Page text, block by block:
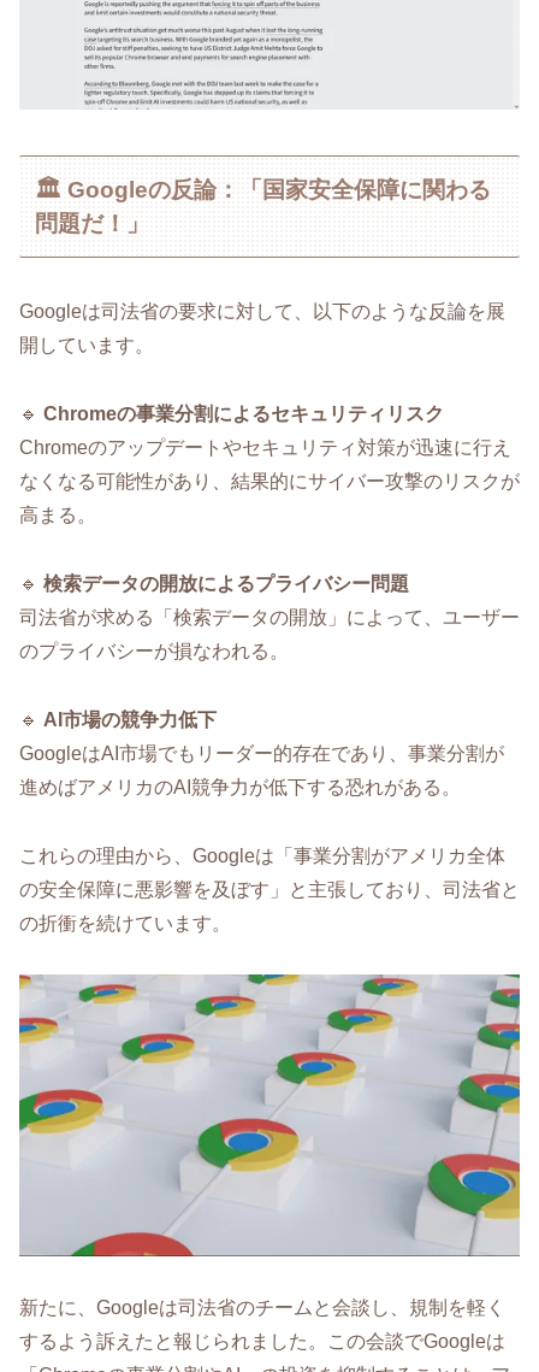
🏛 Googleの反論：「国家安全保障に関わる
問題だ！」
Googleは司法省の要求に対して、以下のような反論を展
開しています。
🔹 Chromeの事業分割によるセキュリティリスク
Chromeのアップデートやセキュリティ対策が迅速に行え
なくなる可能性があり、結果的にサイバー攻撃のリスクが
高まる。
🔹 検索データの開放によるプライバシー問題
司法省が求める「検索データの開放」によって、ユーザー
のプライバシーが損なわれる。
🔹 AI市場の競争力低下
GoogleはAI市場でもリーダー的存在であり、事業分割が
進めばアメリカのAI競争力が低下する恐れがある。
これらの理由から、Googleは「事業分割がアメリカ全体
の安全保障に悪影響を及ぼす」と主張しており、司法省と
の折衝を続けています。
新たに、Googleは司法省のチームと会談し、規制を軽く
するよう訴えたと報じられました。この会談でGoogleは